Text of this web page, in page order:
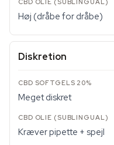
Høj (dråbe for dråbe)
Diskretion
Meget diskret
Kræver pipette + spejl